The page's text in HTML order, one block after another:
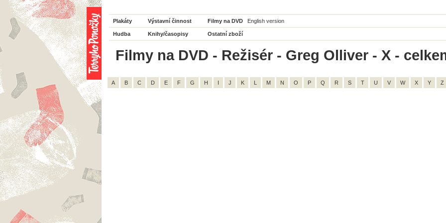
Plakáty Výstavní činnost Filmy na DVD English version
Hudba Knihy/časopisy Ostatní zboží
Filmy na DVD - Režisér - Greg Olliver - X -
A B C D E F G H I J K L M N O P Q R S T U V W X Y Z